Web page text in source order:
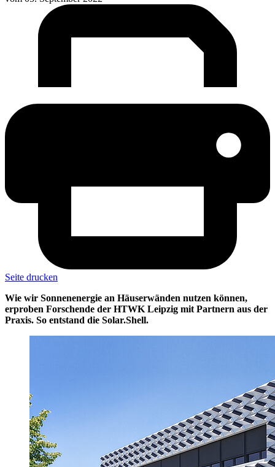
Seite drucken
Wie wir Sonnenenergie an Häuserwänden nutzen können,
erproben Forschende der HTWK Leipzig mit Partnern aus der
Praxis. So entstand die Solar.Shell.